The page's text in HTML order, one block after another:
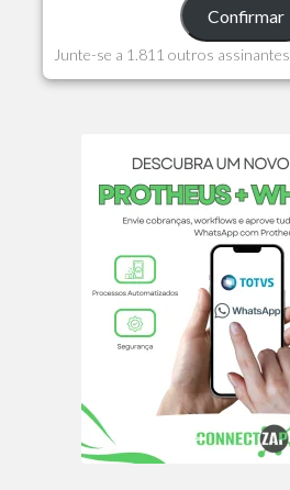
Confirmar
Junte-se a 1.811 outros assinantes